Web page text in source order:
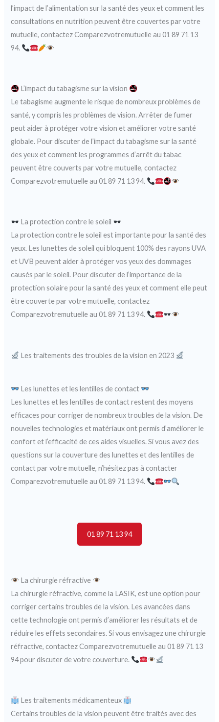
l’impact de l’alimentation sur la santé des yeux et comment les
consultations en nutrition peuvent être couvertes par votre
mutuelle, contactez Comparezvotremutuelle au 01 89 71 13
94.
L’impact du tabagisme sur la vision
Le tabagisme augmente le risque de nombreux problèmes de
santé, y compris les problèmes de vision. Arrêter de fumer
peut aider à protéger votre vision et améliorer votre santé
globale. Pour discuter de l’impact du tabagisme sur la santé
des yeux et comment les programmes d’arrêt du tabac
peuvent être couverts par votre mutuelle, contactez
Comparezvotremutuelle au 01 89 71 13 94.
La protection contre le soleil
La protection contre le soleil est importante pour la santé des
yeux. Les lunettes de soleil qui bloquent 100% des rayons UVA
et UVB peuvent aider à protéger vos yeux des dommages
causés par le soleil. Pour discuter de l’importance de la
protection solaire pour la santé des yeux et comment elle peut
être couverte par votre mutuelle, contactez
Comparezvotremutuelle au 01 89 71 13 94.
Les traitements des troubles de la vision en 2023
Les lunettes et les lentilles de contact
Les lunettes et les lentilles de contact restent des moyens
efficaces pour corriger de nombreux troubles de la vision. De
nouvelles technologies et matériaux ont permis d’améliorer le
confort et l’efficacité de ces aides visuelles. Si vous avez des
questions sur la couverture des lunettes et des lentilles de
contact par votre mutuelle, n’hésitez pas à contacter
Comparezvotremutuelle au 01 89 71 13 94.
01 89 71 13 94
La chirurgie réfractive
La chirurgie réfractive, comme la LASIK, est une option pour
corriger certains troubles de la vision. Les avancées dans
cette technologie ont permis d’améliorer les résultats et de
réduire les effets secondaires. Si vous envisagez une chirurgie
réfractive, contactez Comparezvotremutuelle au 01 89 71 13
94 pour discuter de votre couverture.
Les traitements médicamenteux
Certains troubles de la vision peuvent être traités avec des